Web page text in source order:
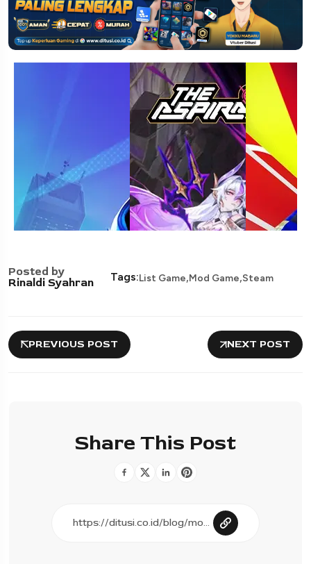
Posted by
Rinaldi Syahran
Tags:List Game,Mod Game,Steam
PREVIOUS POST NEXT POST
Share This Post